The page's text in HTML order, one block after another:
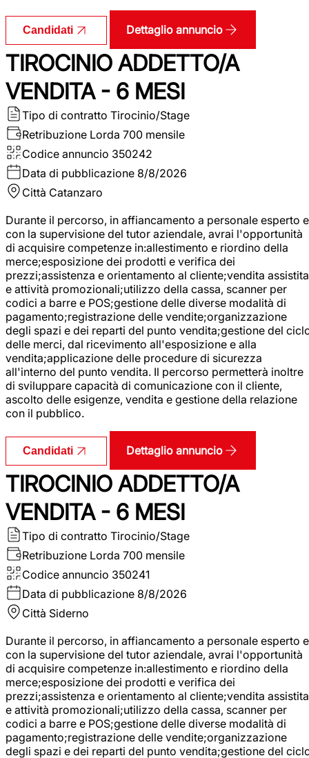
Candidati Dettaglio annuncio
TIROCINIO ADDETTO/A
VENDITA - 6 MESI
Tipo di contratto Tirocinio/Stage
Retribuzione Lorda 700 mensile
Codice annuncio 350242
Data di pubblicazione 8/8/2026
Città Catanzaro
Durante il percorso, in affiancamento a personale esperto e
con la supervisione del tutor aziendale, avrai l'opportunità
di acquisire competenze in:allestimento e riordino della
merce;esposizione dei prodotti e verifica dei
prezzi;assistenza e orientamento al cliente;vendita assistita
e attività promozionali;utilizzo della cassa, scanner per
codici a barre e POS;gestione delle diverse modalità di
pagamento;registrazione delle vendite;organizzazione
degli spazi e dei reparti del punto vendita;gestione del
delle merci, dal ricevimento all'esposizione e alla
vendita;applicazione delle procedure di sicurezza
all'interno del punto vendita. Il percorso permetterà inoltre
di sviluppare capacità di comunicazione con il cliente,
ascolto delle esigenze, vendita e gestione della relazione
con il pubblico.
Candidati Dettaglio annuncio
TIROCINIO ADDETTO/A
VENDITA - 6 MESI
Tipo di contratto Tirocinio/Stage
Retribuzione Lorda 700 mensile
Codice annuncio 350241
Data di pubblicazione 8/8/2026
Città Siderno
Durante il percorso, in affiancamento a personale esperto e
con la supervisione del tutor aziendale, avrai l'opportunità
di acquisire competenze in:allestimento e riordino della
merce;esposizione dei prodotti e verifica dei
prezzi;assistenza e orientamento al cliente;vendita assistita
e attività promozionali;utilizzo della cassa, scanner per
codici a barre e POS;gestione delle diverse modalità di
pagamento;registrazione delle vendite;organizzazione
degli spazi e dei reparti del punto vendita;gestione del